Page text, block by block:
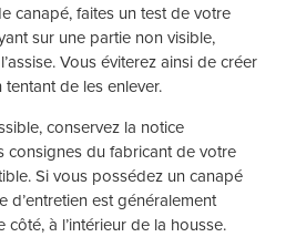
canapé, faites un test de votre
sur une partie non visible,
Vous éviterez ainsi de créer
de les enlever.
conservez la notice
consignes du fabricant de votre
Si vous possédez un canapé
d’entretien est généralement
à l’intérieur de la housse.